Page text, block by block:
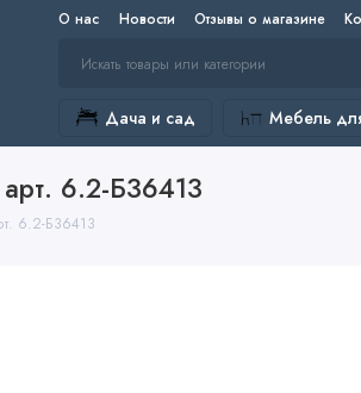
О нас Новости Отзывы о магазине
Дача и сад Мебель
6.2-Б36413
6.2-Б36413